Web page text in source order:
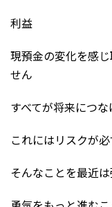
利益
現預金の変化を感
せん
すべてが将来につな
これにはリスクが
そんなことを最近